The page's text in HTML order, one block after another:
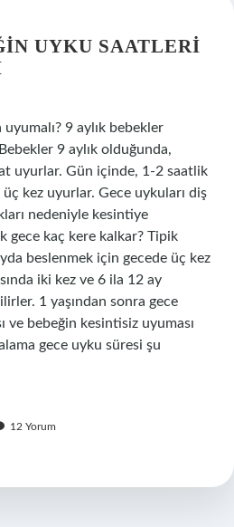
UYKU SAATLERI
9 aylık bebekler
9 aylık olduğunda,
uyurlar. Gün içinde, 1-2 saatlik
kez uyurlar. Gece uykuları diş
nedeniyle kesintiye
gece kaç kere kalkar? Tipik
beslenmek için gecede üç kez
iki kez ve 6 ila 12 ay
1 yaşından sonra gece
ve bebeğin kesintisiz uyuması
gece uyku süresi şu
12 Yorum